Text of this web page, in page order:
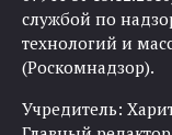
службой по
технологий и
(Роскомнадзор).
Учредитель: